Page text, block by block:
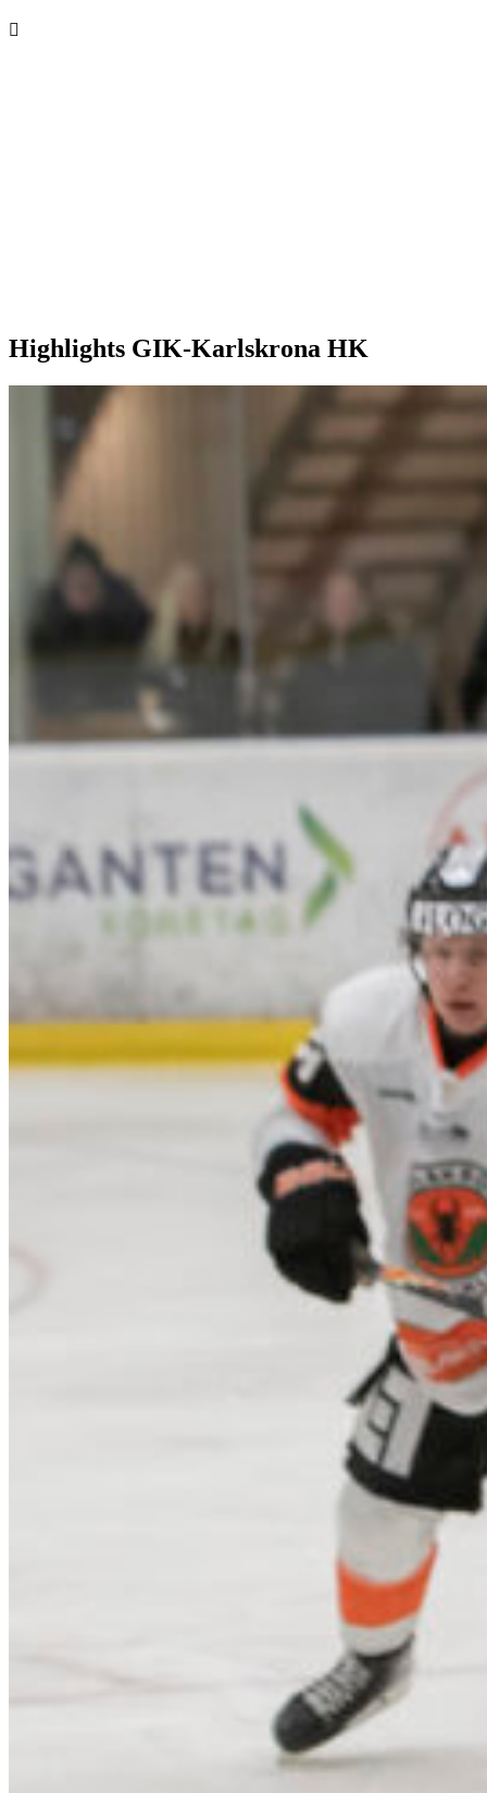
Highlights GIK-Karlskrona HK